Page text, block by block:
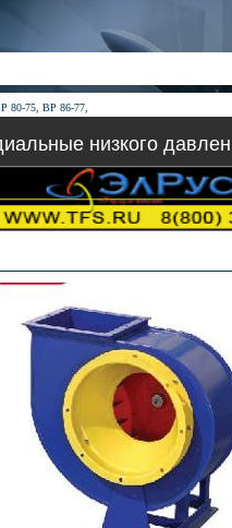
80-75, ВР 86-77,
низкого